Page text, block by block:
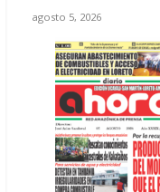
agosto 5, 2026